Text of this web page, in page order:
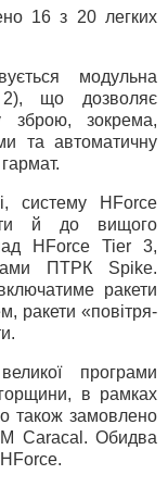
16 з 20 легких
модульна
що дозволяє
зброю, зокрема,
та автоматичну
систему HForce
й до вищого
HForce Tier 3,
ПТРК Spike.
ракети
ракети «повітря-
програми
в рамках
також замовлено
Caracal. Обидва